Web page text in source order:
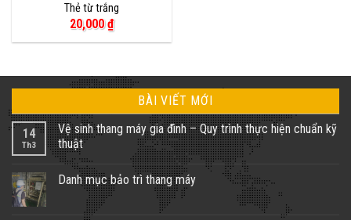
Thẻ từ trắng
20,000₫
BÀI VIẾT MỚI
14
Th3
Vệ sinh thang máy gia đình – Quy trình thực hiện chuẩn kỹ
thuật
Không
bình
Danh mục bảo trì thang máy